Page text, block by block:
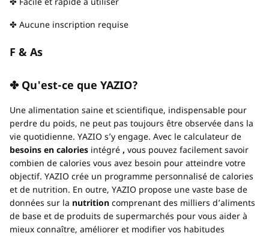
✤ Aucune inscription requise
F & As
✤ Qu'est-ce que YAZIO?
Une alimentation saine et scientifique, indispensable pour
perdre du poids, ne peut pas toujours être observée dans la
vie quotidienne. YAZIO s’y engage. Avec le calculateur de
besoins en calories intégré , vous pouvez facilement savoir
combien de calories vous avez besoin pour atteindre votre
objectif. YAZIO crée un programme personnalisé de calories
et de nutrition. En outre, YAZIO propose une vaste base de
données sur la nutrition comprenant des milliers d’aliments
de base et de produits de supermarchés pour vous aider à
mieux connaître, améliorer et modifier vos habitudes